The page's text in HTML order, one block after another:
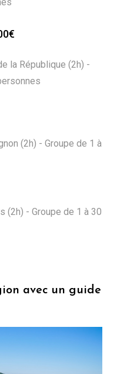
€
la République (2h) -
(2h) - Groupe de 1 à
(2h) - Groupe de 1 à 30
avec un guide